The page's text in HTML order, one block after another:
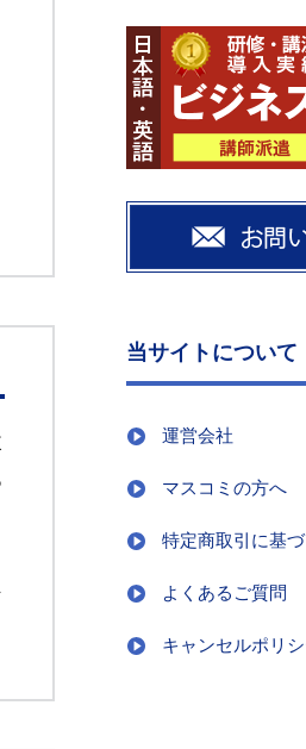
当サイトについて
運営会社
マスコミの方へ
特定商取引に基
よくあるご質問
キャンセルポリ